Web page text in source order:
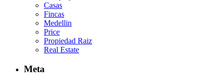
Casas
Fincas
Medellin
Price
Propiedad Raiz
Real Estate
Meta